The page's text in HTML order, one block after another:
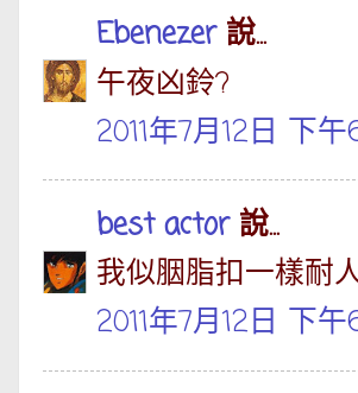
Ebenezer說...
午夜凶鈴?
2011年7月12日 下
best actor說...
我似胭脂扣一樣耐
2011年7月12日 下午